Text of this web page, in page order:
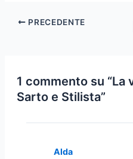
PRECEDENTE
1 commento su
Sarto e Stilista”
Alda